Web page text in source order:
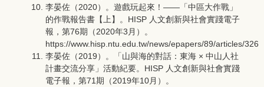
李晏佐（2020）。遊戲玩起來！――「中區大作戰」
的作戰報告書【上】。HISP 人文創新與社會實踐電子
報，第76期（2020年3月）。
https://www.hisp.ntu.edu.tw/news/epapers/89/articles/326
李晏佐（2019）。「山與海的對話：東海 × 中山人社
計畫交流分享」活動紀要。HISP 人文創新與社會實踐
電子報，第71期（2019年10月）。